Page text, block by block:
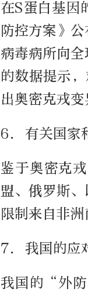
在S蛋白基因
防控方案》
病毒病所向
的数据提示
出奥密克戎变
6. 有关国家
鉴于奥密克
盟、俄罗斯
限制来自非洲
7. 我国的应
我国的“外